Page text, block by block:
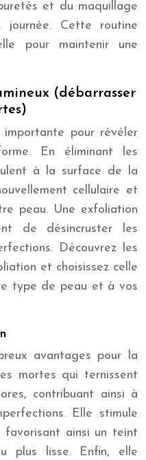
et du maquillage
journée. Cette routine
pour maintenir une
(débarrasser
importante pour révéler
En éliminant les
à la surface de la
cellulaire et
peau. Une exfoliation
de désincruster les
Découvrez les
et choisissez celle
type de peau et à vos
avantages pour la
mortes qui ternissent
contribuant ainsi à
Elle stimule
favorisant ainsi un teint
plus lisse. Enfin, elle